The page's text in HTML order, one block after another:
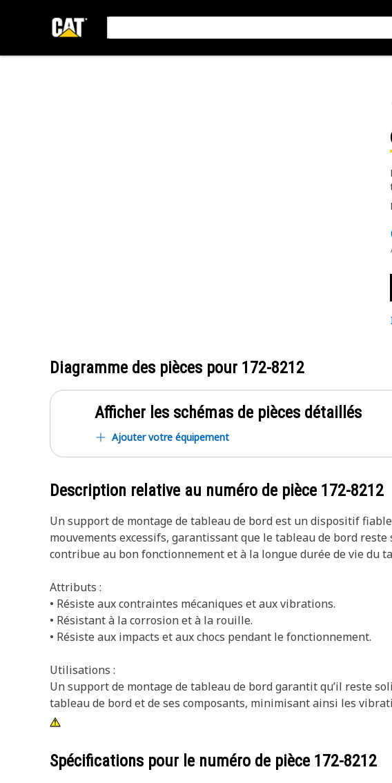
Diagramme des pièces pour 172-8212
Afficher les schémas de pièces détaillés
Ajouter votre équipement
Description relative au numéro de pièce 172-8212
Un support de montage de tableau de bord est un dispositif
mouvements excessifs, garantissant que le tableau de bord
contribue au bon fonctionnement et à la longue durée de vie du
Attributs :
• Résiste aux contraintes mécaniques et aux vibrations.
• Résistant à la corrosion et à la rouille.
• Résiste aux impacts et aux chocs pendant le fonctionnement.
Utilisations :
Un support de montage de tableau de bord garantit qu’il reste
tableau de bord et de ses composants, minimisant ainsi les
Spécifications pour le numéro de pièce 172-8212